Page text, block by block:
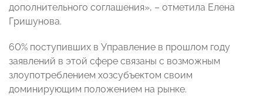
дополнительного соглашения», – отметила Елена
Гришунова.
60% поступивших в Управление в прошлом году
заявлений в этой сфере связаны с возможным
злоупотреблением хозсубъектом своим
доминирующим положением на рынке.